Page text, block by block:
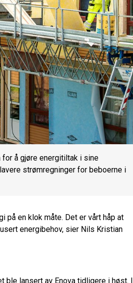
å gjøre energitiltak i sine
strømregninger for beboerne i
på en klok måte. Det er vårt håp at
energibehov, sier Nils Kristian
lansert av Enova tidligere i høst. I